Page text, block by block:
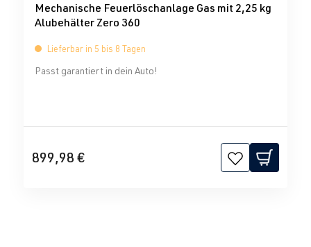
Mechanische Feuerlöschanlage Gas mit 2,25 kg
Alubehälter Zero 360
Lieferbar in 5 bis 8 Tagen
Passt garantiert in dein Auto!
899,98 €